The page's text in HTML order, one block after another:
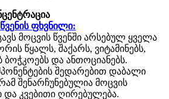
ფხვნილი:
მოცვის წვენში არსებულ ყველა
წყალს, შაქარს, ვიტამინებს,
ბოჭკოებს და ანთოციანებს.
შედარებით დაბალი
შენარჩუნებულია მოცვის
და კვებითი ღირებულება.